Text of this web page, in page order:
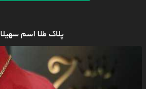
پلاک طلا اسم سهیلا